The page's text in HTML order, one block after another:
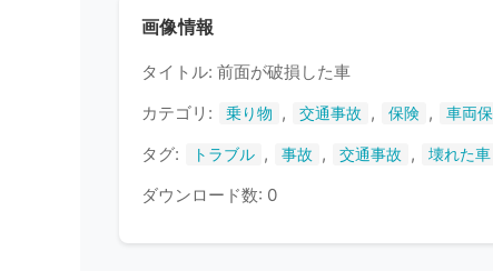
画像情報
タイトル: 前面が破損した車
カテゴリ:
乗り物 , 交通事故 , 保険 , 車両
タグ: トラブル , 事故 , 交通事故 , 壊れた車
ダウンロード数: 0